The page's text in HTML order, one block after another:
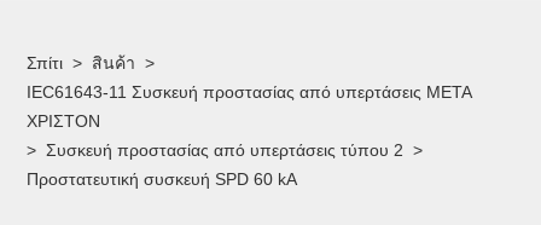
Σπίτι > สินค้า >
IEC61643-11 Συσκευή προστασίας από υπερτάσεις ΜΕΤΑ
ΧΡΙΣΤΟΝ
> Συσκευή προστασίας από υπερτάσεις τύπου 2 >
Προστατευτική συσκευή SPD 60 kA